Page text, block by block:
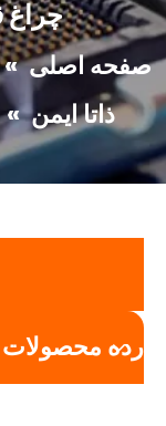
چراغ
صفحه اصلی »
ذاتا ایمن »
رده محصولات